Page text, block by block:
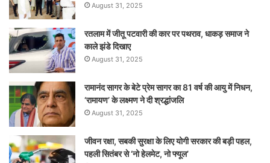
August 31, 2025
रतलाम में जीतू पटवारी की कार पर पथराव, धाकड़ समाज ने
काले झंडे दिखाए
August 31, 2025
रामानंद सागर के बेटे प्रेम सागर का 81 वर्ष की आयु में निधन,
‘रामायण’ के लक्ष्मण ने दी श्रद्धांजलि
August 31, 2025
जीवन रक्षा, सबकी सुरक्षा के लिए योगी सरकार की बड़ी पहल,
पहली सितंबर से ‘नो हेलमेट, नो फ्यूल’